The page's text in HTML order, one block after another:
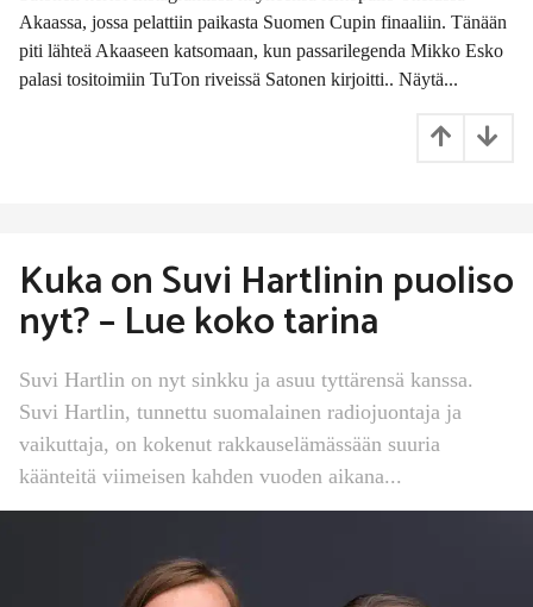
i
t
t
Akaassa, jossa pelattiin paikasta Suomen Cupin finaaliin. Tänään
piti lähteä Akaaseen katsomaan, kun passarilegenda Mikko Esko
palasi tositoimiin TuTon riveissä Satonen kirjoitti.. Näytä...
Kuka on Suvi Hartlinin puoliso
nyt? – Lue koko tarina
Suvi Hartlin on nyt sinkku ja asuu tyttärensä kanssa.
Suvi Hartlin, tunnettu suomalainen radiojuontaja ja
vaikuttaja, on kokenut rakkauselämässään suuria
käänteitä viimeisen kahden vuoden aikana...